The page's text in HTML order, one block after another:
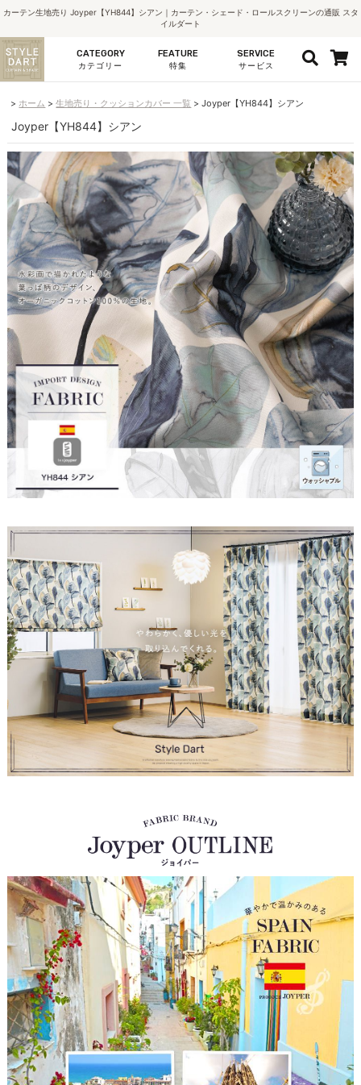
カーテン生地売り Joyper【YH844】シアン｜カーテン・シェード・ロールスクリーンの通販 スタ
イルダート
CATEGORY
カテゴリー
FEATURE
特集
SERVICE
サービス
ホーム 生地売り・クッションカバー 一覧 Joyper【YH844】シアン
Joyper【YH844】シアン